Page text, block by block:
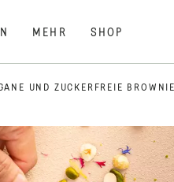
MEHR SHOP
UND ZUCKERFREIE